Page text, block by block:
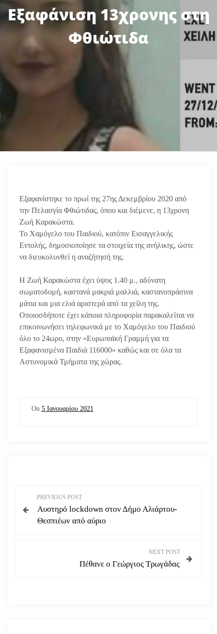
Εξαφάνιση 13χρονης στη
Φθιώτιδα
Εξαφανίστηκε το πρωί της 27ης Δεκεμβρίου 2020 από
την Πελασγία Φθιώτιδας, όπου και διέμενε, η 13χρονη
Ζωή Καρακώστα.
Το Χαμόγελο του Παιδιού, κατόπιν Εισαγγελικής
Εντολής, δημοσιοποίησε τα στοιχεία της ανήλικης, ώστε
να διευκολυνθεί η αναζήτησή της.
Η Ζωή Καρακώστα έχει ύψος 1.40 μ., αδύνατη
σωματοδομή, καστανά μακριά μαλλιά, καστανοπράσινα
μάτια και μια ελιά αριστερά από τα χείλη της.
Οποιοσδήποτε έχει κάποια πληροφορία παρακαλείται να
επικοινωνήσει τηλεφωνικά με το Χαμόγελο του Παιδιού
όλο το 24ωρο, στην «Ευρωπαϊκή Γραμμή για τα
Εξαφανισμένα Παιδιά 116000» καθώς και σε όλα τα
Αστυνομικά Τμήματα της χώρας.
On 5 Ιανουαρίου 2021
λ
PREVIOUS POST
Αυστηρό lockdown στον Δήμο Αλιάρτου-
Θεσπιέων από αύριο
NEXT POST
Πέθανε ο Γεώργιος Τρωγάδας